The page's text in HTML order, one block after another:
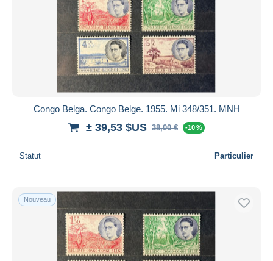
Congo Belga. Congo Belge. 1955. Mi 348/351. MNH
± 39,53 $US 38,00 € -10 %
Statut Particulier
Nouveau